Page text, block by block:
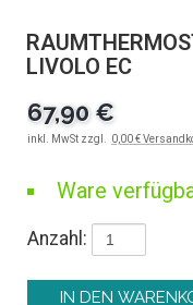
IVOLO EC
67,90 €
inkl. MwSt zzgl. 0,00 €
Ware
Anzahl: